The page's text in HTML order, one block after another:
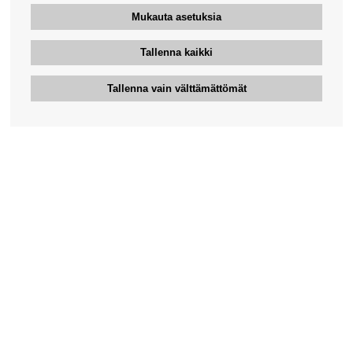
Mukauta asetuksia
Tallenna kaikki
Tallenna vain välttämättömät